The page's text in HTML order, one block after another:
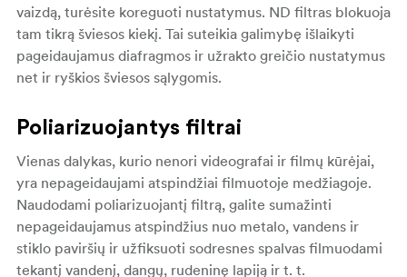
vaizdą, turėsite koreguoti nustatymus. ND filtras blokuoja
tam tikrą šviesos kiekį. Tai suteikia galimybę išlaikyti
pageidaujamus diafragmos ir užrakto greičio nustatymus
net ir ryškios šviesos sąlygomis.
Poliarizuojantys filtrai
Vienas dalykas, kurio nenori videografai ir filmų kūrėjai,
yra nepageidaujami atspindžiai filmuotoje medžiagoje.
Naudodami poliarizuojantį filtrą, galite sumažinti
nepageidaujamus atspindžius nuo metalo, vandens ir
stiklo paviršių ir užfiksuoti sodresnes spalvas filmuodami
tekantį vandenį, dangų, rudeninę lapiją ir t. t.